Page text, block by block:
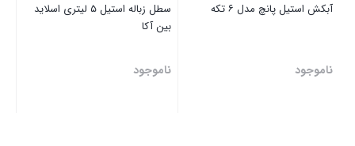
آبکش استیل پانچ مدل ۶ تکه
ناموجود
سطل زباله استیل ۵ لیتری اسلاید
بین آکا
ناموجود